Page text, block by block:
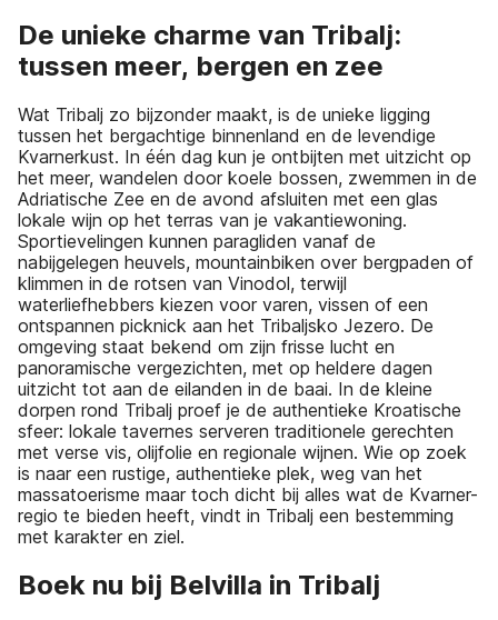
De unieke charme van Tribalj:
tussen meer, bergen en zee
Wat Tribalj zo bijzonder maakt, is de unieke ligging
tussen het bergachtige binnenland en de levendige
Kvarnerkust. In één dag kun je ontbijten met uitzicht op
het meer, wandelen door koele bossen, zwemmen in de
Adriatische Zee en de avond afsluiten met een glas
lokale wijn op het terras van je vakantiewoning.
Sportievelingen kunnen paragliden vanaf de
nabijgelegen heuvels, mountainbiken over bergpaden of
klimmen in de rotsen van Vinodol, terwijl
waterliefhebbers kiezen voor varen, vissen of een
ontspannen picknick aan het Tribaljsko Jezero. De
omgeving staat bekend om zijn frisse lucht en
panoramische vergezichten, met op heldere dagen
uitzicht tot aan de eilanden in de baai. In de kleine
dorpen rond Tribalj proef je de authentieke Kroatische
sfeer: lokale tavernes serveren traditionele gerechten
met verse vis, olijfolie en regionale wijnen. Wie op zoek
is naar een rustige, authentieke plek, weg van het
massatoerisme maar toch dicht bij alles wat de Kvarner-
regio te bieden heeft, vindt in Tribalj een bestemming
met karakter en ziel.
Boek nu bij Belvilla in Tribalj